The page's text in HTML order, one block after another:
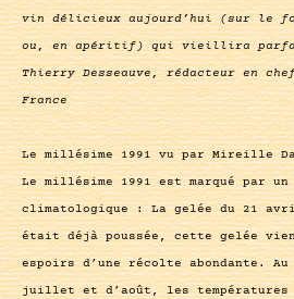
vin délicieux aujourd’hui (sur le
ou, en apéritif) qui vieillira
Thierry Desseauve, rédacteur en
France
Le millésime 1991 vu par Mireille
Le millésime 1991 est marqué par
climatologique : La gelée du 21
était déjà poussée, cette gelée
espoirs d’une récolte abondante. Au
juillet et d’août, les températures